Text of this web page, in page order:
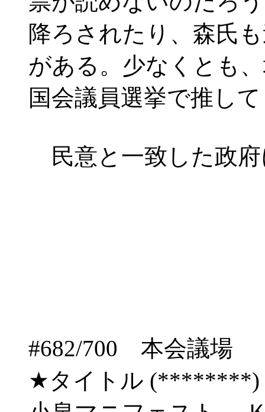
降ろされたり、森氏
がある。少なくとも
国会議員選挙で推し
民意と一致した政
#682/700 本会議場
★タイトル (********)